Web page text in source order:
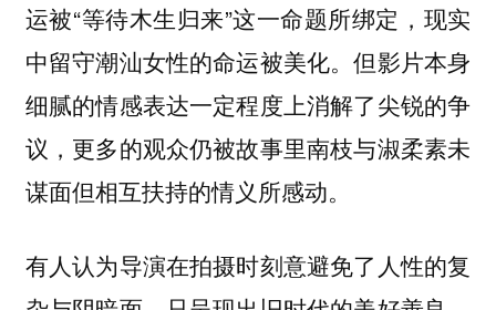
运被“等待木生归来”这一命题所绑定，现实
中留守潮汕女性的命运被美化。但影片本身
细腻的情感表达一定程度上消解了尖锐的争
议，更多的观众仍被故事里南枝与淑柔素未
谋面但相互扶持的情义所感动。
有人认为导演在拍摄时刻意避免了人性的复